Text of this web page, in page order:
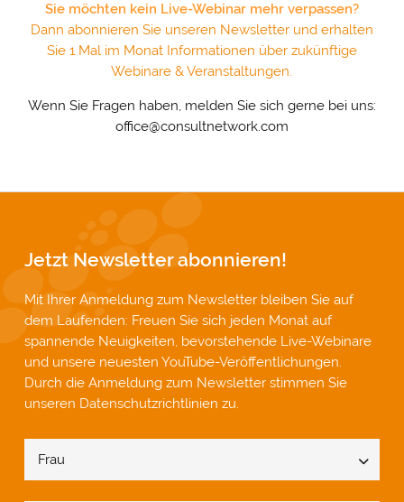
Sie möchten kein Live-Webinar mehr verpassen?
Dann abonnieren Sie unseren Newsletter und erhalten
Sie 1 Mal im Monat Informationen über zukünftige
Webinare & Veranstaltungen.
Wenn Sie Fragen haben, melden Sie sich gerne bei uns:
office@consultnetwork.com
Jetzt Newsletter abonnieren!
Mit Ihrer Anmeldung zum Newsletter bleiben Sie auf
dem Laufenden: Freuen Sie sich jeden Monat auf
spannende Neuigkeiten, bevorstehende Live-Webinare
und unsere neuesten YouTube-Veröffentlichungen.
Durch die Anmeldung zum Newsletter stimmen Sie
unseren Datenschutzrichtlinien zu.